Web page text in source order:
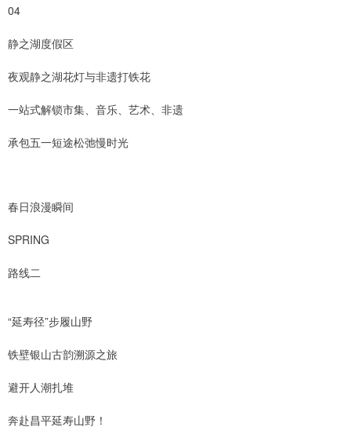
04
静之湖度假区
夜观静之湖花灯与非遗打铁花
一站式解锁市集、音乐、艺术、非遗
承包五一短途松弛慢时光
春日浪漫瞬间
SPRING
路线二
“延寿径”步履山野
铁壁银山古韵溯源之旅
避开人潮扎堆
奔赴昌平延寿山野！